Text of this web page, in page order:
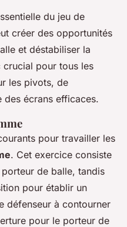
du jeu de
créer des opportunités
et déstabiliser la
crucial pour tous les
les pivots, de
des écrans efficaces.
pour travailler les
. Cet exercice consiste
de balle, tandis
pour établir un
défenseur à contourner
pour le porteur de